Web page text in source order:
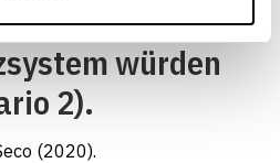
Die Risiken
würden
2).
(2020).